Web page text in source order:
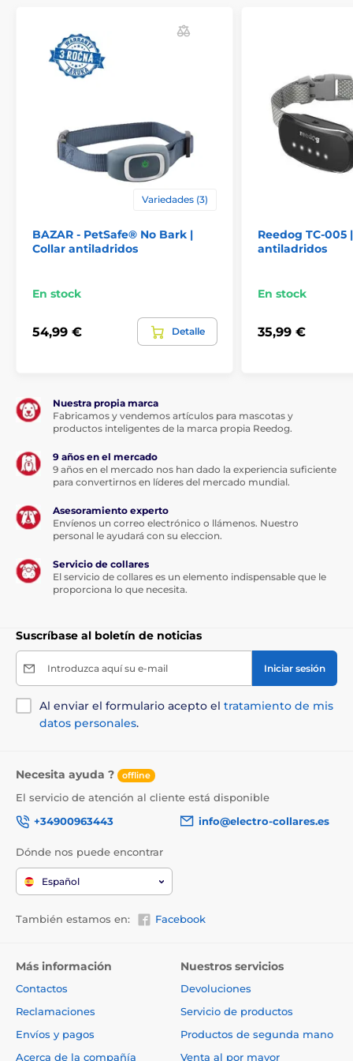
La Patpet B490tiene una batería
recargable de 300 mAh que puede durar
hasta 14 días con una carga
completa. Sobre todo, depende de la frecuencia de
activación del collar. El collar se carga medianteel
Impermeabilización
El collar antiladrido Patpet B490 es
tanto para uso en interiores como en
exteriores. Se puede utilizar con lluvia ligera y nieve. El
y grandes de 6 a 60 kg.
Incluyeun collarde nailon resistente,
ajustable y cómodo. Tu cachorro no se
puede ajustar fácilmente
cuellode hasta 60 cm.
Peso y dimensiones
ligero y ergonómico. Mide 4 cm de ancho,
6 cm de alto, 3 cm de fondo
Las especificaciones técnicas pueden cambiar sin
previo aviso. Las imágenes tienen únicamente
El producto aparece en las categorías
Collares antiladrido
Para perros pequeños
Para perros grandes Pulverizadores
Variedades (3)
BAZAR - PetSafe® No Bark |
Collar antiladridos
En stock
54,99 € Detalle
Reedog TC-005
antiladridos
En stock
35,99 €
Nuestra propia marca
Fabricamos y vendemos artículos para mascotas y
productos inteligentes de la marca propia Reedog.
9 años en el mercado
9 años en el mercado nos han dado la experiencia suficiente
para convertirnos en líderes del mercado mundial.
Asesoramiento experto
Envíenos un correo electrónico o llámenos. Nuestro
personal le ayudará con su eleccion.
Servicio de collares
El servicio de collares es un elemento indispensable que le
proporciona lo que necesita.
Suscríbase al boletín de noticias
Introduzca aquí su e-mail Iniciar sesión
Al enviar el formulario acepto el tratamiento de mis
datos personales.
Necesita ayuda ? offline
El servicio de atención al cliente está disponible
+34900963443
info@electro-collares.es
Dónde nos puede encontrar
Español
También estamos en: Facebook
Más información
Contactos
Reclamaciones
Envíos y pagos
Acerca de la compañía
Nuestros servicios
Devoluciones
Servicio de productos
Productos de segunda mano
Venta al por mayor